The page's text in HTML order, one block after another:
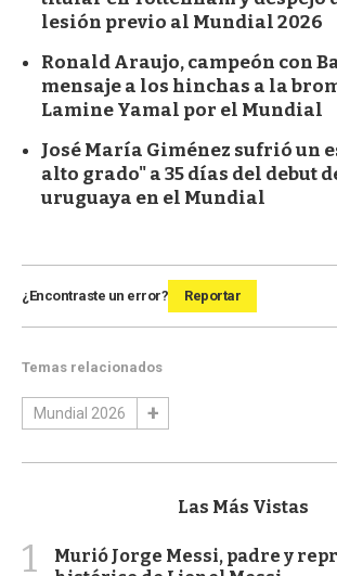
lesión previo al Mundial 2026
Ronald Araujo, campeón con
mensaje a los hinchas a la
Lamine Yamal por el Mundial
José María Giménez sufrió un
alto grado" a 35 días del debut
uruguaya en el Mundial
¿Encontraste un error? Reportar
Temas relacionados
Mundial 2026
Las Más Vistas
1
Murió Jorge Messi, padre y